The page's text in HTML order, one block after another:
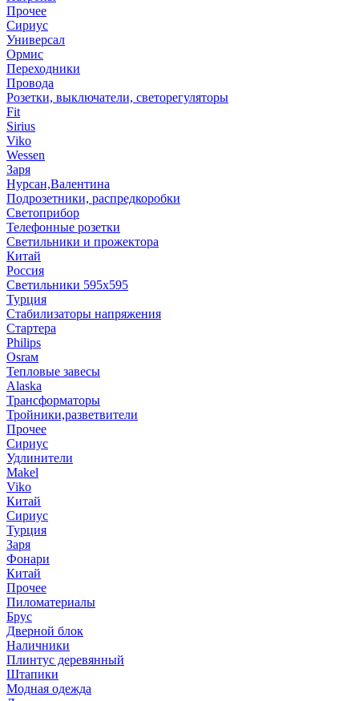
Прочее
Сириус
Универсал
Ормис
Переходники
Провода
Розетки, выключатели, светорегуляторы
Fit
Sirius
Viko
Wessen
Заря
Нурсан,Валентина
Подрозетники, распредкоробки
Светоприбор
Телефонные розетки
Светильники и прожектора
Китай
Россия
Светильники 595х595
Турция
Стабилизаторы напряжения
Стартера
Philips
Оsrам
Тепловые завесы
Alaska
Трансформаторы
Тройники,разветвители
Прочее
Сириус
Удлинители
Makel
Viko
Китай
Сириус
Турция
Заря
Фонари
Китай
Прочее
Пиломатериалы
Брус
Дверной блок
Наличники
Плинтус деревянный
Штапики
Модная одежда